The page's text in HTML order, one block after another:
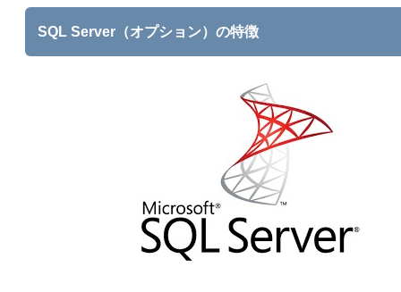
SQL Server（オプション）の特徴